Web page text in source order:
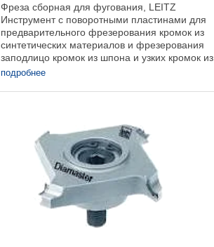
Фреза сборная для фугования, LEITZ
Инструмент с поворотными пластинами для
предварительного фрезерования кромок из
синтетических материалов и фрезерования
заподлицо кромок из шпона и узких кромок из
массивной древесины; крепление
подробнее